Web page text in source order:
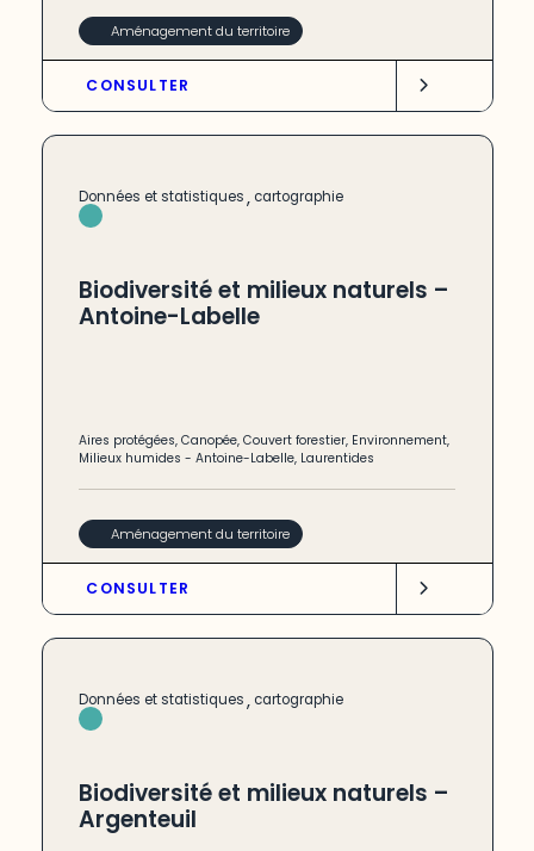
Aménagement du territoire
CONSULTER
Données et statistiques, cartographie
Biodiversité et milieux naturels –
Antoine-Labelle
Aires protégées,Canopée,Couvert forestier, Environnement,
Milieux humides -Antoine-Labelle, Laurentides
Aménagement du territoire
CONSULTER
Données et statistiques, cartographie
Biodiversité et milieux naturels –
Argenteuil